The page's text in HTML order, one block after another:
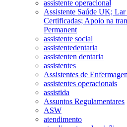
assistente operacional
Assistente Saúde UK; Lar
Certificadas; Apoio na
Permanent
assistente social
assistentedentaria
assistenten dentaria
assistentes
Assistentes de
assistentes operacionais
assistida
Assuntos Regulamentares
ASW
atendimento